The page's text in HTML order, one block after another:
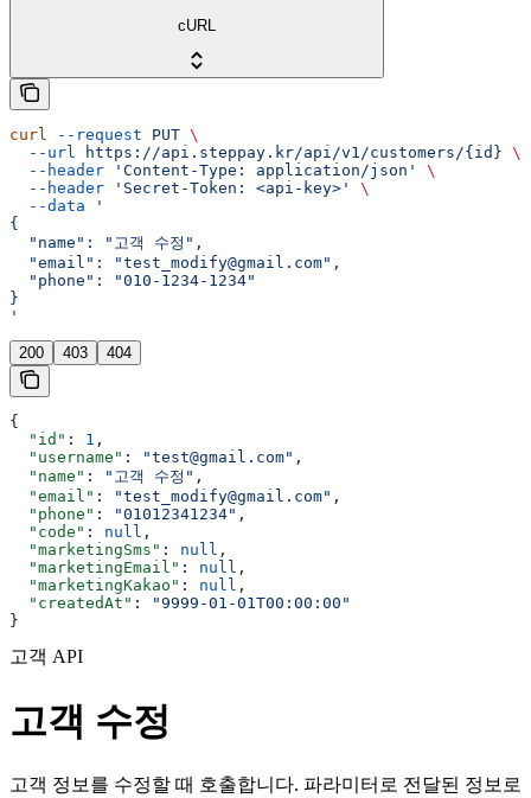
cURL
curl --request PUT \
  --url
https://api.steppay.kr/api/v1/customers/{id} \
  --header
'Content-Type: application/json'
\
  --header
'Secret-Token: <api-key>'
\
  --data
'
{
  "name": "고객 수정",
  "email": "test_modify@gmail.com",
  "phone": "010-1234-1234"
}
'
200 403 404
{
  "id"
: 1 ,
  "username"
: "test@gmail.com" ,
  "name"
: "고객 수정" ,
  "email"
: "test_modify@gmail.com" ,
  "phone"
: "01012341234" ,
  "code"
: null ,
  "marketingSms"
: null ,
  "marketingEmail"
: null ,
  "marketingKakao"
: null ,
  "createdAt"
:
"9999-01-01T00:00:00"
}
고객 API
고객 수정
고객 정보를 수정할 때 호출합니다. 파라미터로 전달된 정보로